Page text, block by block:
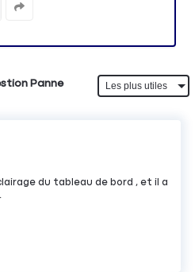
Panne
du tableau de bord , et il a